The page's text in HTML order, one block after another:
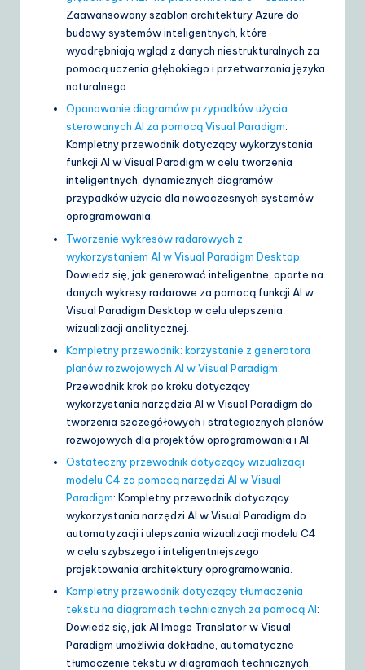
Zaawansowany szablon architektury Azure do
budowy systemów inteligentnych, które
wyodrębniają wgląd z danych niestrukturalnych za
pomocą uczenia głębokiego i przetwarzania języka
naturalnego.
Opanowanie diagramów przypadków użycia
sterowanych AI za pomocą Visual Paradigm:
Kompletny przewodnik dotyczący wykorzystania
funkcji AI w Visual Paradigm w celu tworzenia
inteligentnych, dynamicznych diagramów
przypadków użycia dla nowoczesnych systemów
oprogramowania.
Tworzenie wykresów radarowych z
wykorzystaniem AI w Visual Paradigm Desktop:
Dowiedz się, jak generować inteligentne, oparte na
danych wykresy radarowe za pomocą funkcji AI w
Visual Paradigm Desktop w celu ulepszenia
wizualizacji analitycznej.
Kompletny przewodnik: korzystanie z generatora
planów rozwojowych AI w Visual Paradigm:
Przewodnik krok po kroku dotyczący
wykorzystania narzędzia AI w Visual Paradigm do
tworzenia szczegółowych i strategicznych planów
rozwojowych dla projektów oprogramowania i AI.
Ostateczny przewodnik dotyczący wizualizacji
modelu C4 za pomocą narzędzi AI w Visual
Paradigm: Kompletny przewodnik dotyczący
wykorzystania narzędzi AI w Visual Paradigm do
automatyzacji i ulepszania wizualizacji modelu C4
w celu szybszego i inteligentniejszego
projektowania architektury oprogramowania.
Kompletny przewodnik dotyczący tłumaczenia
tekstu na diagramach technicznych za pomocą AI:
Dowiedz się, jak AI Image Translator w Visual
Paradigm umożliwia dokładne, automatyczne
tłumaczenie tekstu w diagramach technicznych,